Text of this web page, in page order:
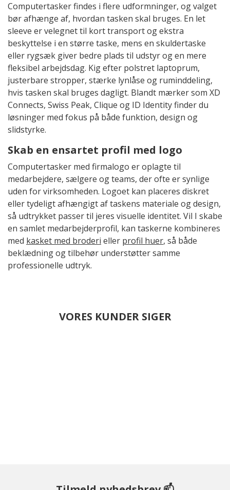
Computertasker findes i flere udformninger, og valget
bør afhænge af, hvordan tasken skal bruges. En let
sleeve er velegnet til kort transport og ekstra
beskyttelse i en større taske, mens en skuldertaske
eller rygsæk giver bedre plads til udstyr og en mere
fleksibel arbejdsdag. Kig efter polstret laptoprum,
justerbare stropper, stærke lynlåse og ruminddeling,
hvis tasken skal bruges dagligt. Blandt mærker som XD
Connects, Swiss Peak, Clique og ID Identity finder du
løsninger med fokus på både funktion, design og
slidstyrke.
Skab en ensartet profil med logo
Computertasker med firmalogo er oplagte til
medarbejdere, sælgere og teams, der ofte er synlige
uden for virksomheden. Logoet kan placeres diskret
eller tydeligt afhængigt af taskens materiale og design,
så udtrykket passer til jeres visuelle identitet. Vil I skabe
en samlet medarbejderprofil, kan taskerne kombineres
med kasket med broderi eller profil huer, så både
beklædning og tilbehør understøtter samme
professionelle udtryk.
VORES KUNDER SIGER